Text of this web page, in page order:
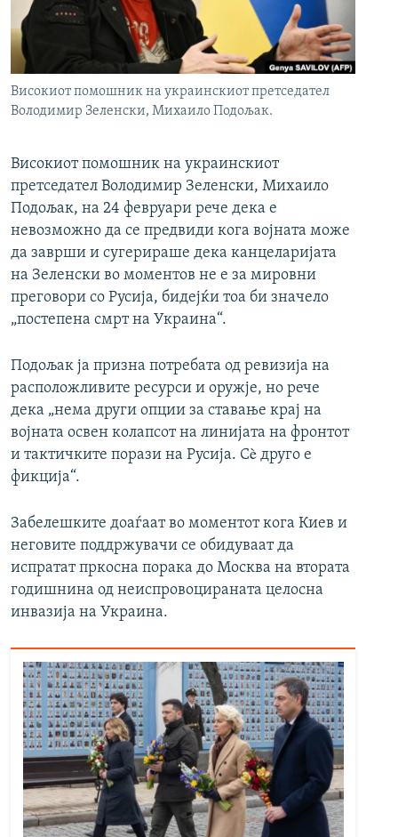
РСЕ веб страници
Високиот помошник на украинскиот претседател
Володимир Зеленски, Михаило Подољак.
Високиот помошник на украинскиот
претседател Володимир Зеленски, Михаило
Подољак, на 24 февруари рече дека е
невозможно да се предвиди кога војната може
да заврши и сугерираше дека канцеларијата
на Зеленски во моментов не е за мировни
преговори со Русија, бидејќи тоа би значело
„постепена смрт на Украина“.
Подољак ја призна потребата од ревизија на
расположливите ресурси и оружје, но рече
дека „нема други опции за ставање крај на
војната освен колапсот на линијата на фронтот
и тактичките порази на Русија. Сè друго е
фикција“.
Забелешките доаѓаат во моментот кога Киев и
неговите поддржувачи се обидуваат да
испратат пркосна порака до Москва на втората
годишнина од неиспровоцираната целосна
инвазија на Украина.